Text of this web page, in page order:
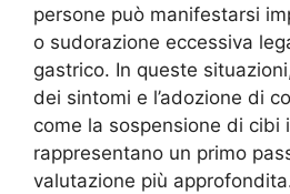
persone può manifestarsi
o sudorazione eccessiva
gastrico. In queste
dei sintomi e l’adozione di
come la sospensione di cibi
rappresentano un primo
valutazione più